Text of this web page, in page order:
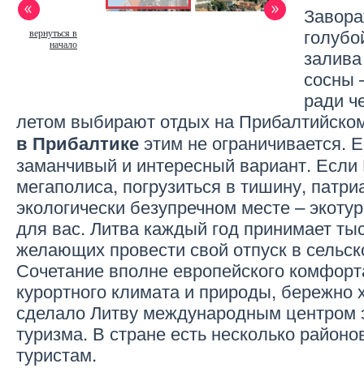
вернуться в
начало
сосны
ради
летом выбирают отдых на
в Прибалтикеэтим не ограничивается.
заманчивый и интересный вариант. Если
мегаполиса, погрузиться в тишину,
экологически безупречном месте –
для вас. Литва каждый год принимает
желающих провести свой отпуск в
Сочетание вполне европейского
курортного климата и природы,
сделало Литву международным центром
туризма. В стране есть несколько
туристам.